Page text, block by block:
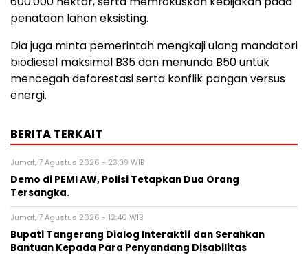
penataan lahan eksisting.
Dia juga minta pemerintah mengkaji ulang mandatori
biodiesel maksimal B35 dan menunda B50 untuk
mencegah deforestasi serta konflik pangan versus
energi.
BERITA TERKAIT
Jumat, 7 Agustus 2026 - 23:39 WIB
Demo di PEMI AW, Polisi Tetapkan Dua Orang
Tersangka.
Jumat, 7 Agustus 2026 - 12:46 WIB
Bupati Tangerang Dialog Interaktif dan Serahkan
Bantuan Kepada Para Penyandang Disabilitas